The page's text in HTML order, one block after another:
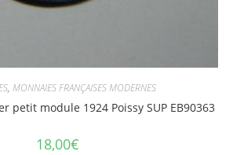
, MONNAIES FRANÇAISES MODERNES
petit module 1924 Poissy SUP EB90363
18,00€